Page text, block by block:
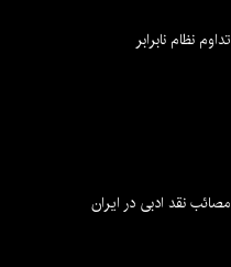
تداوم نظام نابرابر
مصائب نقد ادبی در ایران